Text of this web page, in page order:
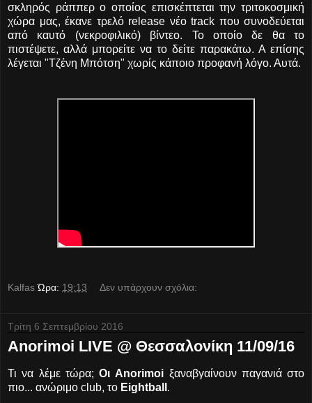
σκληρός ράππερ ο οποίος επισκέπτεται την τριτοκοσμική
χώρα μας, έκανε τρελό release νέο track που συνοδεύεται
από καυτό (νεκροφιλικό) βίντεο. Το οποίο δε θα το
πιστέψετε, αλλά μπορείτε να το δείτε παρακάτω. Α επίσης
λέγεται "Τζένη Μπότση" χωρίς κάποιο προφανή λόγο. Αυτά.
Kalfas Ώρα: 19:13 Δεν υπάρχουν σχόλια:
Τρίτη 6 Σεπτεμβρίου 2016
Anorimoi LIVE @ Θεσσαλονίκη 11/09/16
Τι να λέμε τώρα; Οι Anorimoi ξαναβγαίνουν παγανιά στο
πιο... ανώριμο club, το Eightball .